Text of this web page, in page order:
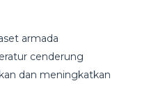
armada
cenderung
dan meningkatkan